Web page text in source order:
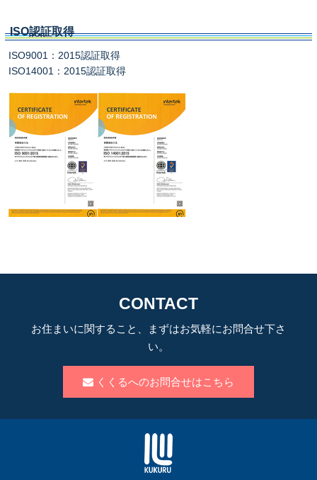
ISO認証取得
ISO9001：2015認証取得
ISO14001：2015認証取得
CONTACT
お住まいに関すること、まずはお気軽にお問合せ下さ
い。
くくるへのお問合せはこちら